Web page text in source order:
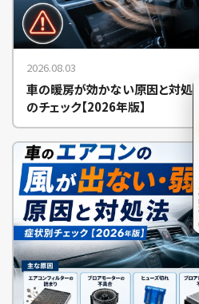
2026.08.03
車の暖房が効かない原因と対処
のチェック【2026年版】
電話で査定する
0120-8148-52